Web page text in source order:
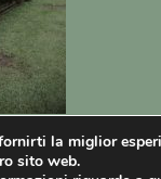
la miglior
sito web.